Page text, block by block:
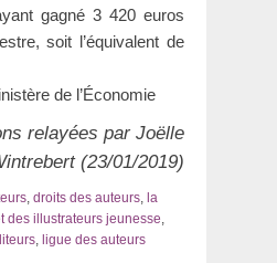
gagné 3 420 euros
soit l’équivalent de
de l’Économie
relayées par Joëlle
(23/01/2019)
droits des auteurs la
des illustrateurs jeunesse
ligue des auteurs